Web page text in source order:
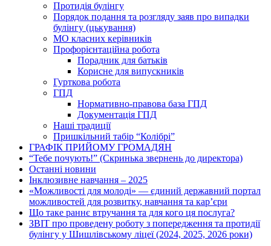
Протидія булінгу
Порядок подання та розгляду заяв про випадки
булінгу (цькування)
МО класних керівників
Профорієнтаційна робота
Порадник для батьків
Корисне для випускників
Гурткова робота
ГПД
Нормативно-правова база ГПД
Документація ГПД
Наші традиції
Пришкільний табір “Колібрі”
ГРАФІК ПРИЙОМУ ГРОМАДЯН
“Тебе почують!” (Скринька звернень до директора)
Останні новини
Інклюзивне навчання – 2025
«Можливості для молоді» — єдиний державний портал
можливостей для розвитку, навчання та кар’єри
Що таке раннє втручання та для кого ця послуга?
ЗВІТ про проведену роботу з попередження та протидії
булінгу у Шишлівському ліцеї (2024, 2025, 2026 роки)